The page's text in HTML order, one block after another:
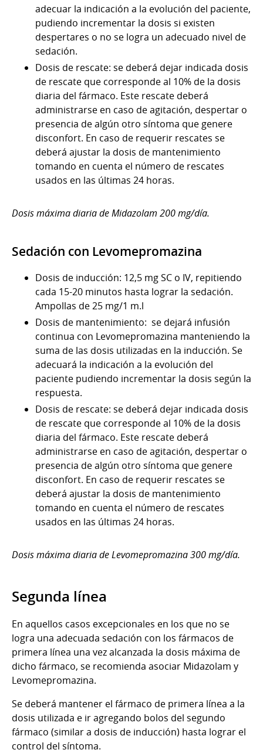
adecuar la indicación a la evolución del paciente,
pudiendo incrementar la dosis si existen
despertares o no se logra un adecuado nivel de
sedación.
Dosis de rescate: se deberá dejar indicada dosis
de rescate que corresponde al 10% de la dosis
diaria del fármaco. Este rescate deberá
administrarse en caso de agitación, despertar o
presencia de algún otro síntoma que genere
disconfort. En caso de requerir rescates se
deberá ajustar la dosis de mantenimiento
tomando en cuenta el número de rescates
usados en las últimas 24 horas.
Dosis máxima diaria de Midazolam 200 mg/día.
Sedación con Levomepromazina
Dosis de inducción: 12,5 mg SC o IV, repitiendo
cada 15-20 minutos hasta lograr la sedación.
Ampollas de 25 mg/1 m.l
Dosis de mantenimiento: se dejará infusión
continua con Levomepromazina manteniendo la
suma de las dosis utilizadas en la inducción. Se
adecuará la indicación a la evolución del
paciente pudiendo incrementar la dosis según la
respuesta.
Dosis de rescate: se deberá dejar indicada dosis
de rescate que corresponde al 10% de la dosis
diaria del fármaco. Este rescate deberá
administrarse en caso de agitación, despertar o
presencia de algún otro síntoma que genere
disconfort. En caso de requerir rescates se
deberá ajustar la dosis de mantenimiento
tomando en cuenta el número de rescates
usados en las últimas 24 horas.
Dosis máxima diaria de Levomepromazina 300 mg/día.
Segunda línea
En aquellos casos excepcionales en los que no se
logra una adecuada sedación con los fármacos de
primera línea una vez alcanzada la dosis máxima de
dicho fármaco, se recomienda asociar Midazolam y
Levomepromazina.
Se deberá mantener el fármaco de primera línea a la
dosis utilizada e ir agregando bolos del segundo
fármaco (similar a dosis de inducción) hasta lograr el
control del síntoma.